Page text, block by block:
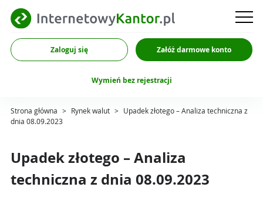
Zaloguj się Załóż darmowe konto
Wymień bez rejestracji
Strona główna > Rynek walut > Upadek złotego – Analiza techniczna z
dnia 08.09.2023
Upadek złotego – Analiza
techniczna z dnia 08.09.2023